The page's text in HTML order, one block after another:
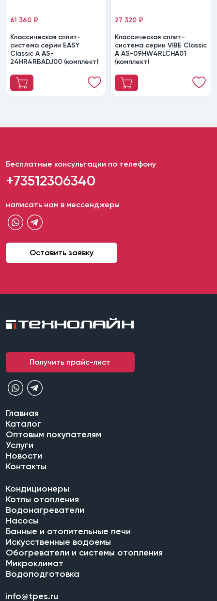
Классическая сплит-
система серии EASY
Classic A AS-
24HR4RBADJ00 (комплект)
61 360 ₽
Классическая сплит-
система серии VIBE Classic
A AS-09HW4RLCHA01
(комплект)
27 320 ₽
Бесплатные консультации по телефону
+73512306340
написать нам в мессенджеры
Оставить заявку
Получить прайс-лист
Главная
Каталог
Оптовым покупателям
Услуги
Новости
Контакты
Кондиционеры
Котлы отопления
Водонагреватели
Насосы
Банные и отопительные печи
Искусственные водоемы
Обогреватели и системы отопления
Микроклимат
Водоподготовка
info@tpes.ru